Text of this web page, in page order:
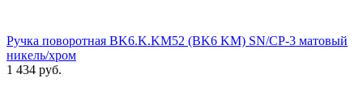
Ручка поворотная BK6.K.KM52 (BK6 KM) SN/CP-3 матовый
никель/хром
1 434 руб.